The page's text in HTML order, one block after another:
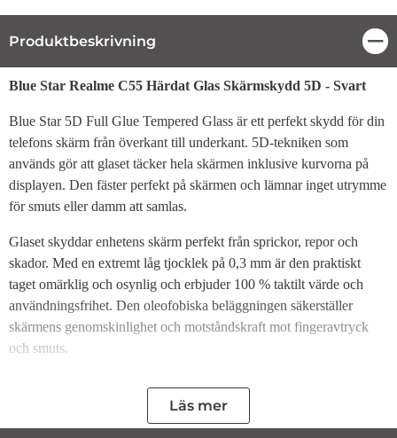
Produktbeskrivning
Produktbeskrivning
Blue Star Realme C55 Härdat Glas Skärmskydd 5D - Svart
Blue Star 5D Full Glue Tempered Glass är ett perfekt skydd för din
telefons skärm från överkant till underkant. 5D-tekniken som
används gör att glaset täcker hela skärmen inklusive kurvorna på
displayen. Den fäster perfekt på skärmen och lämnar inget utrymme
för smuts eller damm att samlas.
Glaset skyddar enhetens skärm perfekt från sprickor, repor och
skador. Med en extremt låg tjocklek på 0,3 mm är den praktiskt
taget omärklig och osynlig och erbjuder 100 % taktilt värde och
användningsfrihet. Den oleofobiska beläggningen säkerställer
skärmens genomskinlighet och motståndskraft mot fingeravtryck
och smuts.
tillsammans med speciella klistermärken för att underlätta ett korrekt
arrangemang av glaset. Efter applicering fäster glaset perfekt på
Läs mer